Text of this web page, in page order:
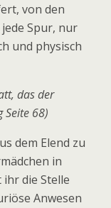
von den
Spur, nur
und physisch
das der
Seite 68)
dem Elend zu
in
die Stelle
Anwesen